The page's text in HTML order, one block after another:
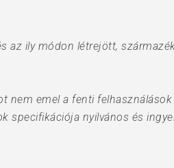
az ily módon létrejött,
nem emel a fenti felhasználások
specifikációja nyilvános és